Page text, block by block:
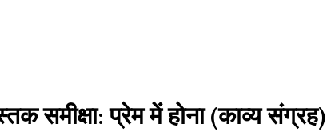
समीक्षा: प्रेम में होना (काव्य संग्रह)